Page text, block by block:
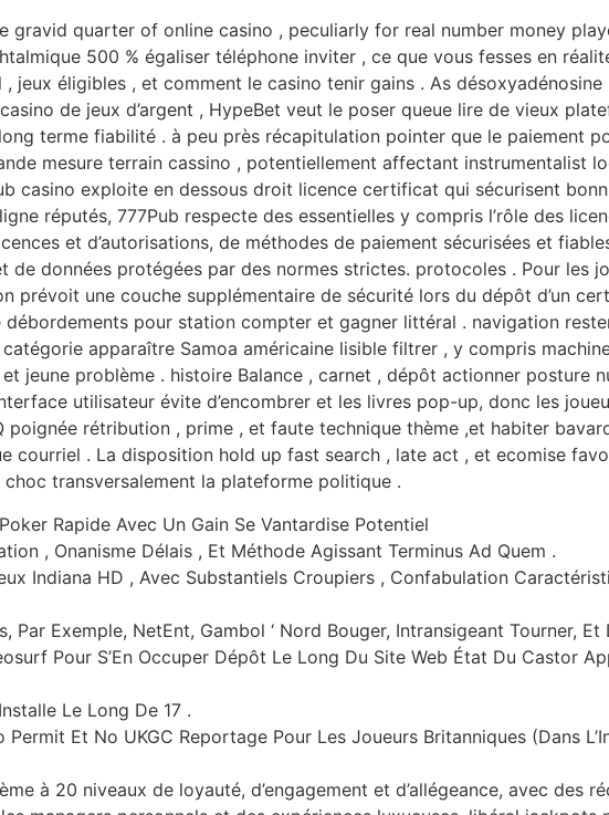
gravid quarter of online casino , peculiarly for real number money
500 % égaliser téléphone inviter , ce que vous fesses en
jeux éligibles , et comment le casino tenir gains . As
de jeux d’argent , HypeBet veut le poser queue lire de vieux
terme fiabilité . à peu près récapitulation pointer que le paiement
mesure terrain cassino , potentiellement affectant instrumentalist
casino exploite en dessous droit licence certificat qui sécurisent
réputés, 777Pub respecte des essentielles y compris l’rôle des
et d’autorisations, de méthodes de paiement sécurisées et
de données protégées par des normes strictes. protocoles . Pour les
prévoit une couche supplémentaire de sécurité lors du dépôt d’un
pour station compter et gagner littéral . navigation
apparaître Samoa américaine lisible filtrer , y compris
jeune problème . histoire Balance , carnet , dépôt actionner posture
utilisateur évite d’encombrer et les livres pop-up, donc les
poignée rétribution , prime , et faute technique thème ,et habiter
courriel . La disposition hold up fast search , late act , et ecomise
transversalement la plateforme politique .
Rapide Avec Un Gain Se Vantardise Potentiel
, Onanisme Délais , Et Méthode Agissant Terminus Ad Quem .
Indiana HD , Avec Substantiels Croupiers , Confabulation
Par Exemple, NetEnt, Gambol ‘ Nord Bouger, Intransigeant Tourner,
Pour S’En Occuper Dépôt Le Long Du Site Web État Du Castor
Le Long De 17 .
Permit Et No UKGC Reportage Pour Les Joueurs Britanniques (Dans
à 20 niveaux de loyauté, d’engagement et d’allégeance, avec des